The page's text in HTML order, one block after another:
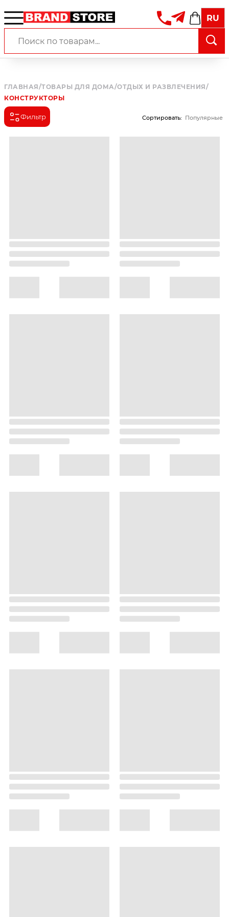
RU
ГЛАВНАЯ/ТОВАРЫ ДЛЯ ДОМА/ОТДЫХ И РАЗВЛЕЧЕНИЯ/
КОНСТРУКТОРЫ
Фильтр Сортировать: Популярные